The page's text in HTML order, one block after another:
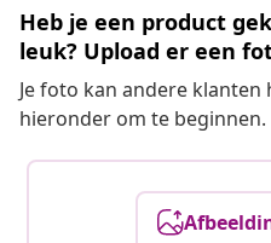
Heb je een product
leuk? Upload er een
Je foto kan andere
hieronder om te beginnen.